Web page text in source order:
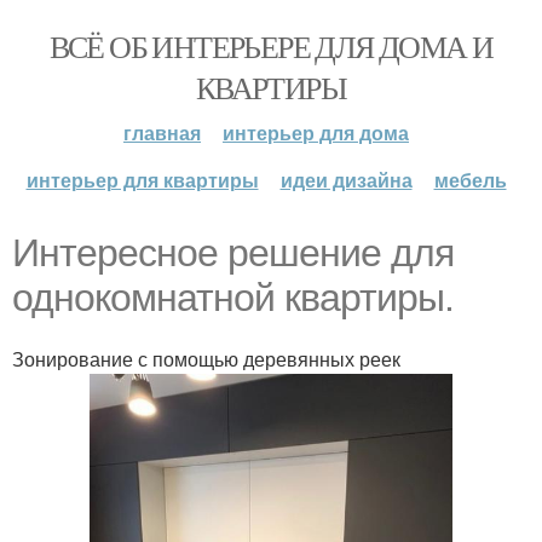
ВСЁ ОБ ИНТЕРЬЕРЕ ДЛЯ ДОМА И
КВАРТИРЫ
главная
интерьер для дома
интерьер для квартиры
идеи дизайна мебель
Интересное решение для
однокомнатной квартиры.
Зонирование с помощью деревянных реек